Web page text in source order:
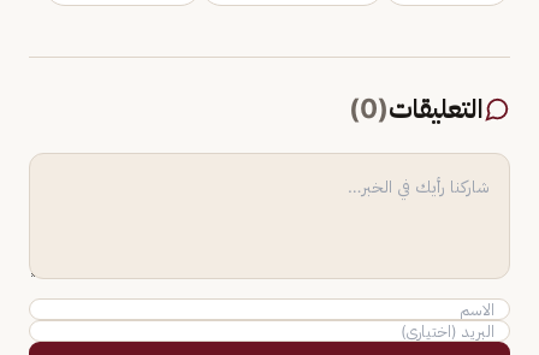
التعليقات(
0
)